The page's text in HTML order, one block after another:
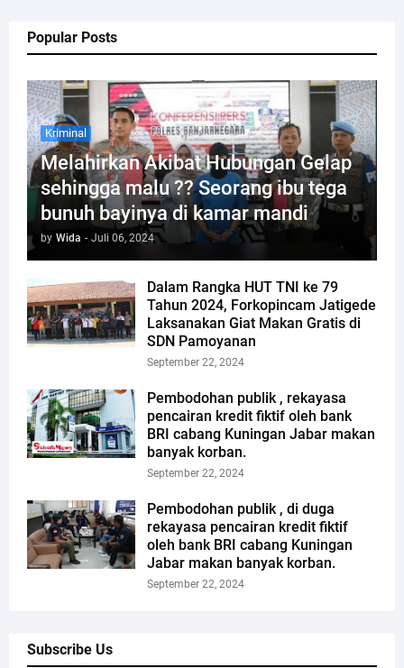
Popular Posts
Kriminal
Melahirkan Akibat Hubungan Gelap
sehingga malu ?? Seorang ibu tega
bunuh bayinya di kamar mandi
by Wida - Juli 06, 2024
Dalam Rangka HUT TNI ke 79
Tahun 2024, Forkopincam Jatigede
Laksanakan Giat Makan Gratis di
SDN Pamoyanan
September 22, 2024
Pembodohan publik , rekayasa
pencairan kredit fiktif oleh bank
BRI cabang Kuningan Jabar makan
banyak korban.
September 22, 2024
Pembodohan publik , di duga
rekayasa pencairan kredit fiktif
oleh bank BRI cabang Kuningan
Jabar makan banyak korban.
September 22, 2024
Subscribe Us